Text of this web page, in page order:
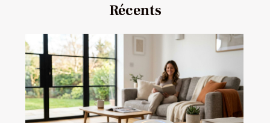
Récents